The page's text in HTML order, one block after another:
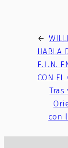
←
HABLA
E.L.N.
CON EL
con